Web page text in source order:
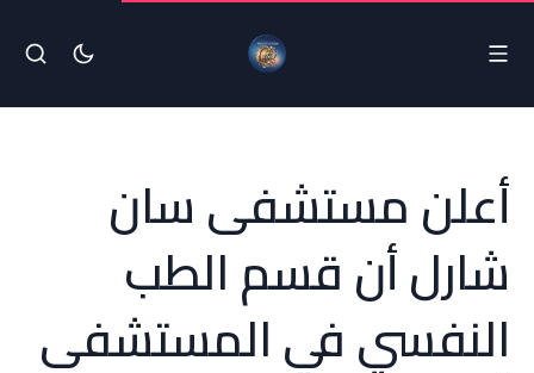
أعلن مستشفى سان
شارل أن قسم الطب
النفسي في المستشفى